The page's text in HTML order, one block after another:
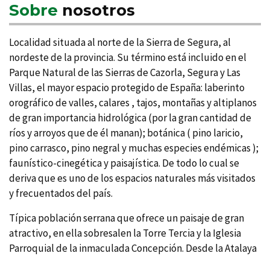
Sobre nosotros
Localidad situada al norte de la Sierra de Segura, al
nordeste de la provincia. Su término está incluido en el
Parque Natural de las Sierras de Cazorla, Segura y Las
Villas, el mayor espacio protegido de España: laberinto
orográfico de valles, calares , tajos, montañas y altiplanos
de gran importancia hidrológica (por la gran cantidad de
rí­os y arroyos que de él manan); botánica ( pino laricio,
pino carrasco, pino negral y muchas especies endémicas );
fauní­stico-cinegética y paisají­stica. De todo lo cual se
deriva que es uno de los espacios naturales más visitados
y frecuentados del paí­s.
Tí­pica población serrana que ofrece un paisaje de gran
atractivo, en ella sobresalen la Torre Tercia y la Iglesia
Parroquial de la inmaculada Concepción. Desde la Atalaya